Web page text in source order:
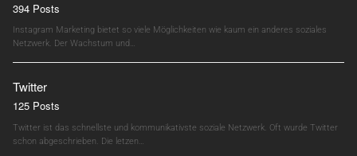
394 Posts
Instagram Marketing bietet so viele Möglichkeiten wie kaum ein anderes soziales
Netzwerk. Der Wachstum und…
Twitter
125 Posts
Twitter ist das schnellste und kommunikativste soziale Netzwerk. Oft wurde Twitter
schon abgeschrieben. Die letzen…